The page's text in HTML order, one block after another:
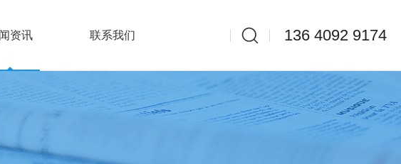
136 4092 9174
资讯 联系我们